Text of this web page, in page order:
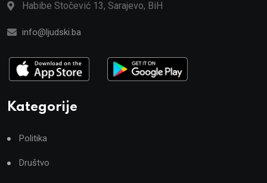
Habibe Stočević 13, Sarajevo, BiH
info@ljudski.ba
Kategorije
Politika
Društvo